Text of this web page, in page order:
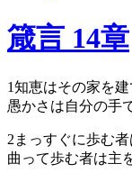
箴言 14章
1知恵はその家を建
愚かさは自分の手
2 まっすぐに歩む者
曲って歩む者は主